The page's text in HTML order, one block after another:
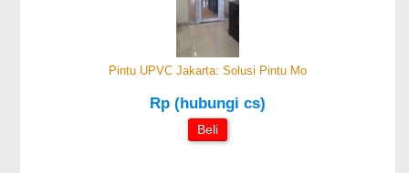
Pintu UPVC Jakarta: Solusi Pintu Mo
Rp (hubungi cs)
Beli